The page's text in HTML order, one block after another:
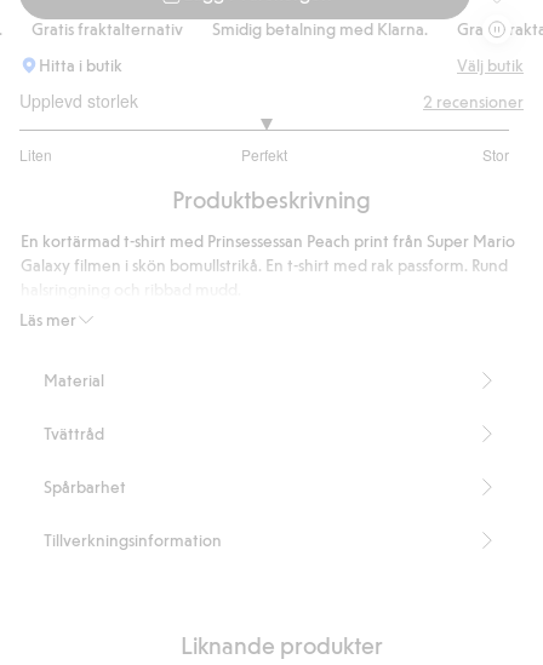
Gratis fraktalternativ Smidig betalning med Klarna.
Gratis
Hitta i butik
Välj butik
Upplevd storlek
Liten Perfekt Stor
utav
2
betyg
2 recensioner
Produktbeskrivning
Läs mer
En kortärmad t-shirt med Prinsessessan Peach print från Super Mario
Galaxy filmen i skön bomullstrikå. En t-shirt med rak passform. Rund
Rak passform
Material
Tvättråd
Spårbarhet
Tillverkningsinformation
Liknande produkter